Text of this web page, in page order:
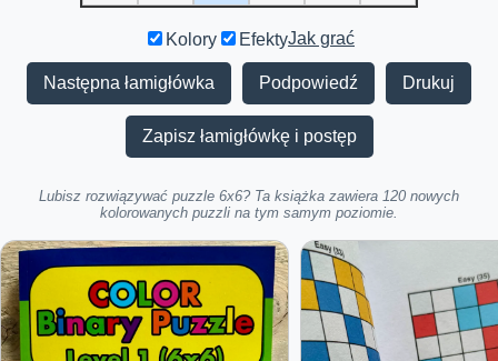
Kolory EfektyJak grać
Następna łamigłówka Podpowiedź Drukuj
Zapisz łamigłówkę i postęp
Lubisz rozwiązywać puzzle 6x6? Ta książka zawiera 120 nowych
kolorowanych puzzli na tym samym poziomie.